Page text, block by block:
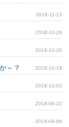
2018-11-13
2018-10-26
2018-10-20
～？ 2018-10-19
2018-10-03
2018-09-22
2018-09-09